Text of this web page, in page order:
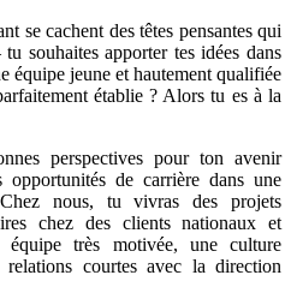
se cachent des têtes pensantes qui
souhaites apporter tes idées dans
équipe jeune et hautement qualifiée
établie ? Alors tu es à la
perspectives pour ton avenir
opportunités de carrière dans une
nous, tu vivras des projets
chez des clients nationaux et
très motivée, une culture
courtes avec la direction